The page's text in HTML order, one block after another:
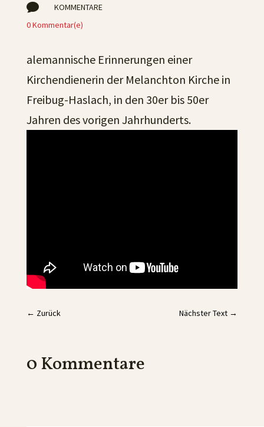

KOMMENTARE
0 Kommentar(e)
alemannische Erinnerungen einer
Kirchendienerin der Melanchton Kirche in
Freibug-Haslach, in den 30er bis 50er
Jahren des vorigen Jahrhunderts.
← Zurück Nächster Text →
0 Kommentare